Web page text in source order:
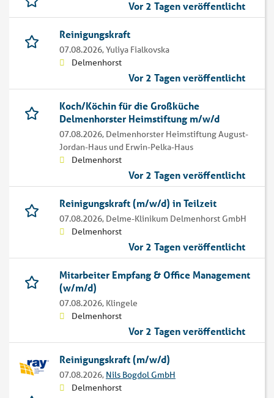
Vor 2 Tagen veröffentlicht
Reinigungskraft
07.08.2026,Yuliya Fialkovska
Delmenhorst
Vor 2 Tagen veröffentlicht
Koch/Köchin für die Großküche
Delmenhorster Heimstiftung m/w/d
07.08.2026, Delmenhorster Heimstiftung August-
Jordan-Haus und Erwin-Pelka-Haus
Delmenhorst
Vor 2 Tagen veröffentlicht
Reinigungskraft (m/w/d) in Teilzeit
07.08.2026, Delme-Klinikum Delmenhorst GmbH
Delmenhorst
Vor 2 Tagen veröffentlicht
Mitarbeiter Empfang & Office Management
(w/m/d)
07.08.2026, Klingele
Delmenhorst
Vor 2 Tagen veröffentlicht
Reinigungskraft (m/w/d)
07.08.2026, Nils Bogdol GmbH
Delmenhorst